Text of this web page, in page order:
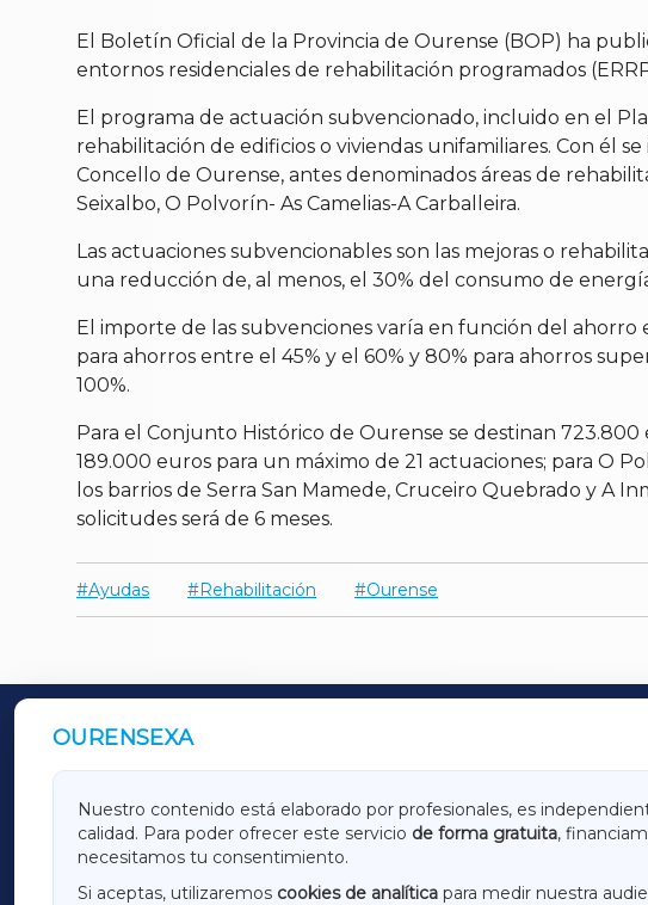
El Boletín Oficial de la Provincia de Ourense (BOP) ha
entornos residenciales de rehabilitación programados
El programa de actuación subvencionado, incluido en el
rehabilitación de edificios o viviendas unifamiliares. Con él
Concello de Ourense, antes denominados áreas de
Seixalbo, O Polvorín- As Camelias-A Carballeira.
Las actuaciones subvencionables son las mejoras o
una reducción de, al menos, el 30% del consumo de
El importe de las subvenciones varía en función del ahorro
para ahorros entre el 45% y el 60% y 80% para ahorros
100%.
Para el Conjunto Histórico de Ourense se destinan
189.000 euros para un máximo de 21 actuaciones; para O
los barrios de Serra San Mamede, Cruceiro Quebrado y A
solicitudes será de 6 meses.
Ayudas Rehabilitación Ourense
OURENSEXA
Nuestro contenido está elaborado por profesionales, es
calidad. Para poder ofrecer este servicio de forma gratuita,
necesitamos tu consentimiento.
Si aceptas, utilizaremos cookies de analítica para medir nuestra
OUTROS PERIÓDICOS
GALICIAXA LUGOXA
AMARIÑAXA
RIBEIRASACRAXA
OURENSEXA